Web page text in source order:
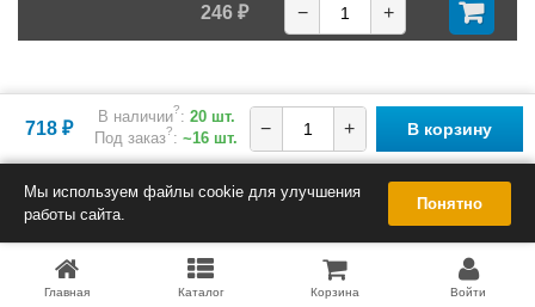
718 ₽
В наличии?: 20 шт.
Под заказ?: ~16 шт. − + В корзину
246 ₽ − +
Главная Каталог Корзина Войти
Мы используем файлы cookie для улучшения
работы сайта.
Понятно